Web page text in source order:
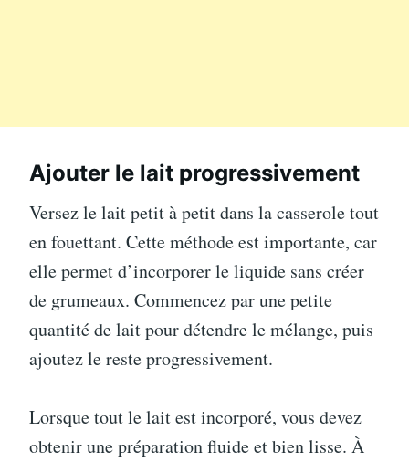
Ajouter le lait progressivement
Versez le lait petit à petit dans la casserole tout
en fouettant. Cette méthode est importante, car
elle permet d’incorporer le liquide sans créer
de grumeaux. Commencez par une petite
quantité de lait pour détendre le mélange, puis
ajoutez le reste progressivement.
Lorsque tout le lait est incorporé, vous devez
obtenir une préparation fluide et bien lisse. À